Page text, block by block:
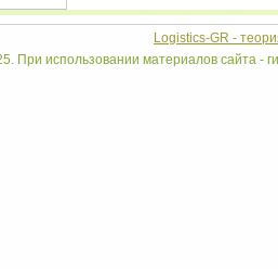
Logistics-GR -
При использовании материалов сайта -